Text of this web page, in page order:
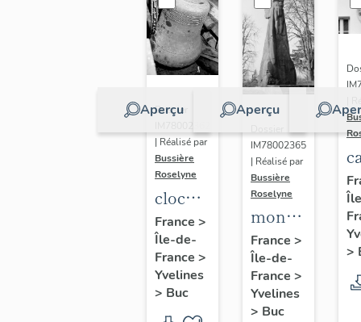
Aperçu
Dossier
| Réalisé par
Bussière
Roselyne
cloche
dite
Louise
Auguste
Adélaïde
France >
Île-de-
France >
Yvelines
> Buc
Aperçu
IM78002365
| Réalisé par
Bussière
Roselyne
monument
funéraire
de
Jean
Casale
France >
Île-de-
France >
Yvelines
> Buc
>